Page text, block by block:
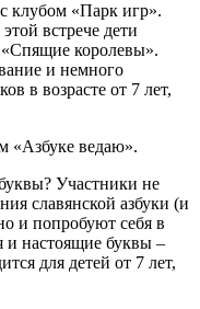
клубом «Парк игр».
встрече дети
королевы».
и немного
в возрасте от 7 лет,
«Азбуке ведаю».
Участники не
славянской азбуки (и
и попробуют себя в
и настоящие буквы –
для детей от 7 лет,